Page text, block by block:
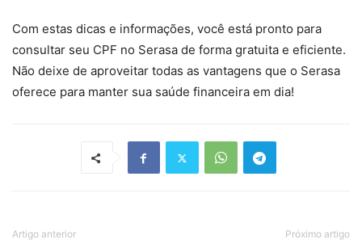
Com estas dicas e informações, você está pronto para
consultar seu CPF no Serasa de forma gratuita e eficiente.
Não deixe de aproveitar todas as vantagens que o Serasa
oferece para manter sua saúde financeira em dia!
Artigo anterior Próximo artigo